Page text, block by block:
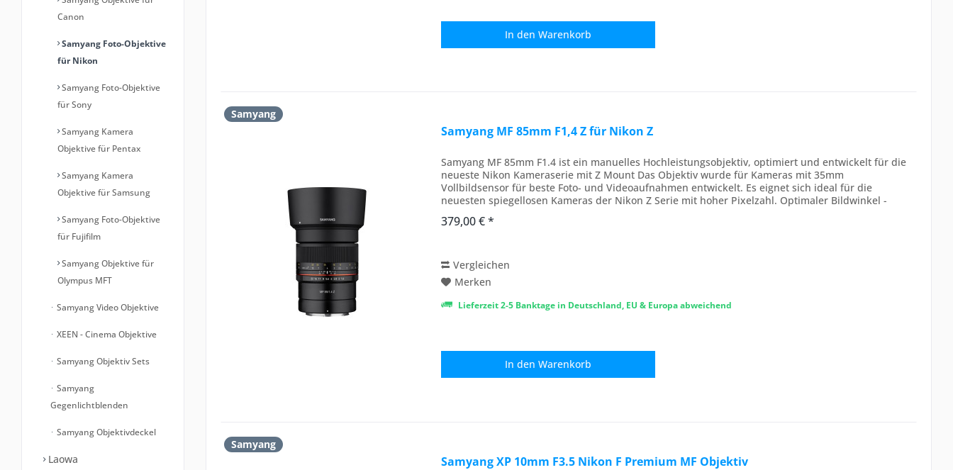
Canon
Samyang Foto-Objektive
für Nikon
Samyang Foto-Objektive
für Sony
Samyang Kamera
Objektive für Pentax
Samyang Kamera
Objektive für Samsung
Samyang Foto-Objektive
für Fujifilm
Samyang Objektive für
Olympus MFT
Samyang Video Objektive
XEEN - Cinema Objektive
Samyang Objektiv Sets
Samyang
Gegenlichtblenden
Samyang Objektivdeckel
Laowa
In den Warenkorb
Samyang
Samyang MF 85mm F1,4 Z für Nikon Z
Samyang MF 85mm F1.4 ist ein manuelles Hochleistungsobjektiv, optimiert und entwickelt für die
neueste Nikon Kameraserie mit Z Mount Das Objektiv wurde für Kameras mit 35mm
Vollbildsensor für beste Foto- und Videoaufnahmen entwickelt. Es eignet sich ideal für die
neuesten spiegellosen Kameras der Nikon Z Serie mit hoher Pixelzahl. Optimaler Bildwinkel -
379,00 € *
Vergleichen
Merken
Lieferzeit 2-5 Banktage in Deutschland, EU & Europa abweichend
In den Warenkorb
Samyang
Samyang XP 10mm F3.5 Nikon F Premium MF Objektiv